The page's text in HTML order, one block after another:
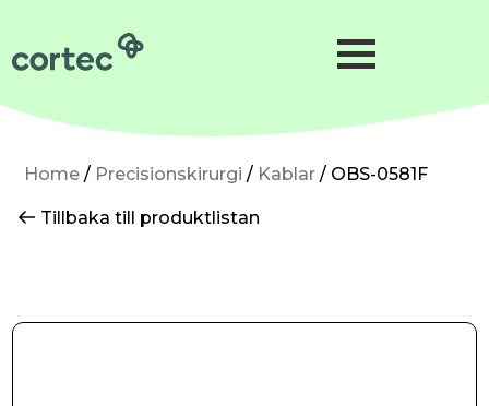
Förlossning
Gynekologi
Neonatologi
Gynkirurgi
Home/ Precisionskirurgi / Kablar/ OBS-0581F
Tillbaka till produktlistan